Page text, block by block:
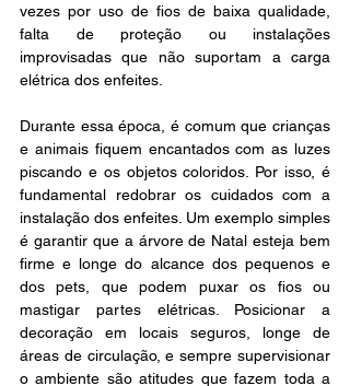
vezes por uso de fios de baixa qualidade,
falta de proteção ou instalações
improvisadas que não suportam a carga
elétrica dos enfeites.
Durante essa época, é comum que crianças
e animais fiquem encantados com as luzes
piscando e os objetos coloridos. Por isso, é
fundamental redobrar os cuidados com a
instalação dos enfeites. Um exemplo simples
é garantir que a árvore de Natal esteja bem
firme e longe do alcance dos pequenos e
dos pets, que podem puxar os fios ou
mastigar partes elétricas. Posicionar a
decoração em locais seguros, longe de
áreas de circulação, e sempre supervisionar
o ambiente são atitudes que fazem toda a